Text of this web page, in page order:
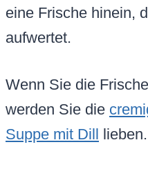
eine Frische hinein,
aufwertet.
Wenn Sie die
werden Sie die
Suppe mit Dill
lieben.